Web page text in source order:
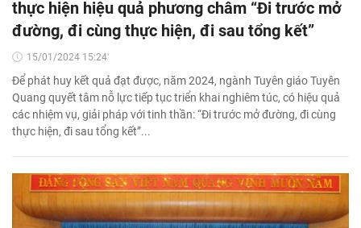
thực hiện hiệu quả phương châm “Đi trước mở
đường, đi cùng thực hiện, đi sau tổng kết”
15/01/2024 15:24'
Để phát huy kết quả đạt được, năm 2024, ngành Tuyên giáo Tuyên
Quang quyết tâm nỗ lực tiếp tục triển khai nghiêm túc, có hiệu quả
các nhiệm vụ, giải pháp với tinh thần: “Đi trước mở đường, đi cùng
thực hiện, đi sau tổng kết”...